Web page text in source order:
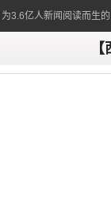
为3.6亿人新闻阅读而生